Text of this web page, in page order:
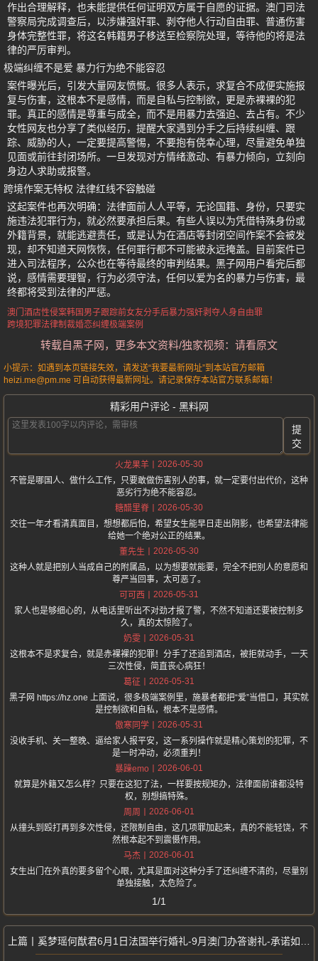
作出合理解释，也未能提供任何证明双方属于自愿的证据。澳门司法
警察局完成调查后，以涉嫌强奸罪、剥夺他人行动自由罪、普通伤害
身体完整性罪，将这名韩籍男子移送至检察院处理，等待他的将是法
律的严厉审判。
极端纠缠不是爱 暴力行为绝不能容忍
案件曝光后，引发大量网友愤慨。很多人表示，求复合不成便实施报
复与伤害，这根本不是感情，而是自私与控制欲，更是赤裸裸的犯
罪。真正的感情是尊重与成全，而不是用暴力去强迫、去占有。不少
女性网友也分享了类似经历，提醒大家遇到分手之后持续纠缠、跟
踪、威胁的人，一定要提高警惕，不要抱有侥幸心理，尽量避免单独
见面或前往封闭场所。一旦发现对方情绪激动、有暴力倾向，立刻向
身边人求助或报警。
跨境作案无特权 法律红线不容触碰
这起案件也再次明确：法律面前人人平等，无论国籍、身份，只要实
施违法犯罪行为，就必然要承担后果。有些人误以为凭借特殊身份或
外籍背景，就能逃避责任，或是认为在酒店等封闭空间作案不会被发
现，却不知道天网恢恢，任何罪行都不可能被永远掩盖。目前案件已
进入司法程序，公众也在等待最终的审判结果。黑子网用户看完后都
说，感情需要理智，行为必须守法，任何以爱为名的暴力与伤害，最
终都将受到法律的严惩。
澳门酒店性侵案韩国男子跟踪前女友分手后暴力强奸剥夺人身自由罪
跨境犯罪法律制裁婚恋纠缠极端案例
转载自黑子网，更多本文资料/独家视频：请看原文
小提示：如遇到本页链接失效，请发送“我要最新网址”到本站官方邮箱
heizi.me@pm.me 可自动获得最新网址。请记录保存本站官方联系邮箱！
精彩用户评论 - 黑料网
提
交
火龙果羊
2026-05-30
不管是哪国人、做什么工作，只要敢做伤害别人的事，就一定要付出代价，这种
恶劣行为绝不能容忍。
糖醋里脊
2026-05-30
交往一年才看清真面目，想想都后怕，希望女生能早日走出阴影，也希望法律能
给她一个绝对公正的结果。
董先生
2026-05-30
这种人就是把别人当成自己的附属品，以为想要就能要，完全不把别人的意愿和
尊严当回事，太可恶了。
可可西
2026-05-31
家人也是够细心的，从电话里听出不对劲才报了警，不然不知道还要被控制多
久，真的太惊险了。
奶雯
2026-05-31
这根本不是求复合，就是赤裸裸的犯罪！分手了还追到酒店，被拒就动手，一天
三次性侵，简直丧心病狂！
葛征
2026-05-31
黑子网 https://hz.one 上面说，很多极端案例里，施暴者都把“爱”当借口，其实就
是控制欲和自私，根本不是感情。
傲寒同学
2026-05-31
没收手机、关一整晚、逼给家人报平安，这一系列操作就是精心策划的犯罪，不
是一时冲动，必须重判！
暴躁emo
2026-06-01
就算是外籍又怎么样？只要在这犯了法，一样要按规矩办，法律面前谁都没特
权，别想搞特殊。
周周
2026-06-01
从撞头到殴打再到多次性侵，还限制自由，这几项罪加起来，真的不能轻饶，不
然根本起不到震慑作用。
马杰
2026-06-01
女生出门在外真的要多留个心眼，尤其是面对这种分手了还纠缠不清的，尽量别
单独接触，太危险了。
1/1
奚梦瑶何猷君6月1日法国举行婚礼-9月澳门办答谢礼-承诺如约而至